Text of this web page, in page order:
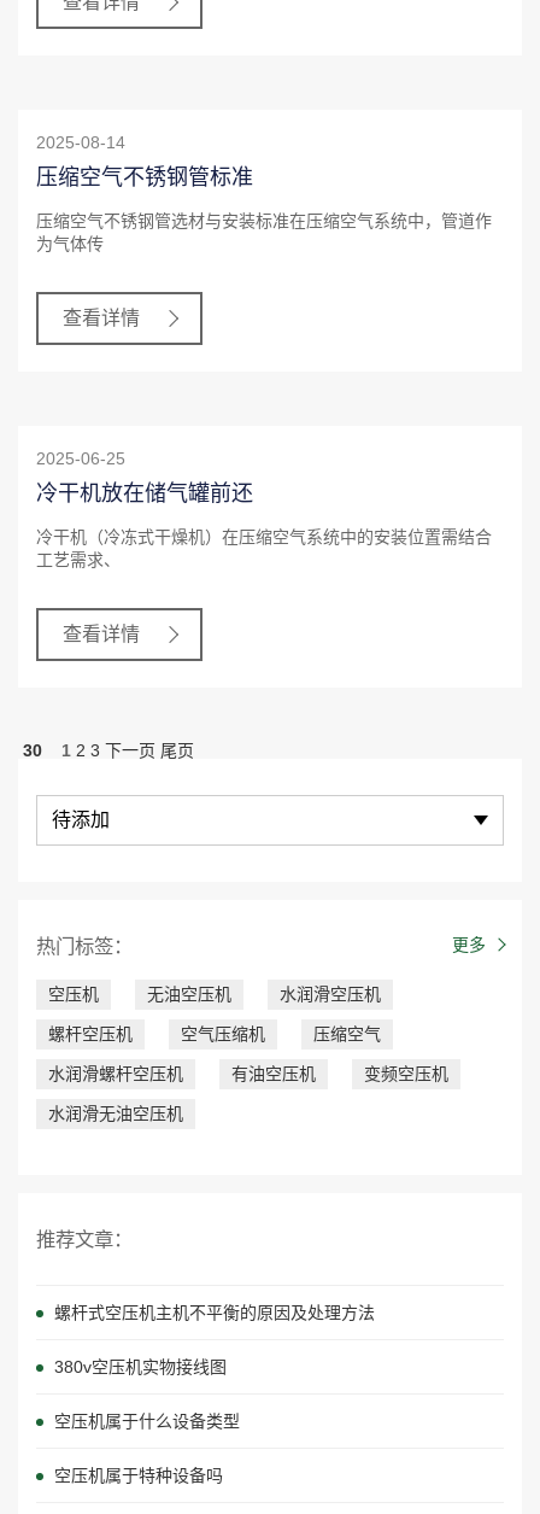
2025-08-14
压缩空气不锈钢管标准
压缩空气不锈钢管选材与安装标准在压缩空气系统中，管道作
为气体传
查看详情
2025-06-25
冷干机放在储气罐前还
冷干机（冷冻式干燥机）在压缩空气系统中的安装位置需结合
工艺需求、
查看详情
30 1 2 3 下一页 尾页
待添加
热门标签： 更多
空压机 无油空压机 水润滑空压机
螺杆空压机 空气压缩机 压缩空气
水润滑螺杆空压机 有油空压机 变频空压机
水润滑无油空压机
推荐文章：
螺杆式空压机主机不平衡的原因及处理方法
380v空压机实物接线图
空压机属于什么设备类型
空压机属于特种设备吗